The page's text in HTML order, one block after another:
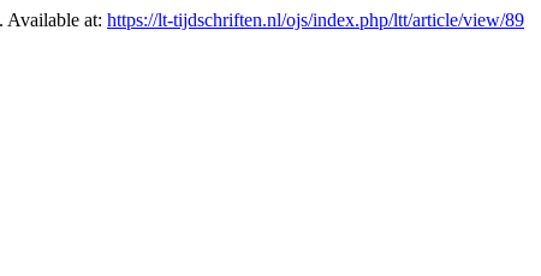
Available at: https://lt-tijdschriften.nl/ojs/index.php/ltt/article/view/89